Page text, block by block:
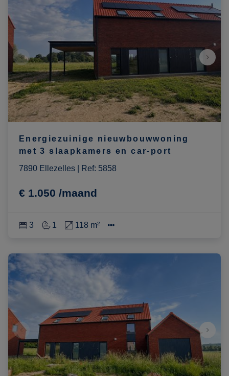
Energiezuinige nieuwbouwwoning
met 3 slaapkamers en car-port
7890 Ellezelles
Ref: 5858
€ 1.050 /maand
3 1 118 m²